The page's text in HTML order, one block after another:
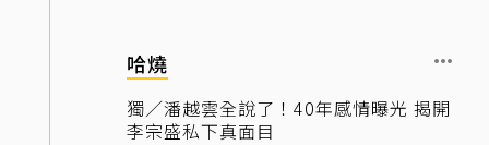
哈燒
獨／潘越雲全說了！40年感情曝光 揭開
李宗盛私下真面目